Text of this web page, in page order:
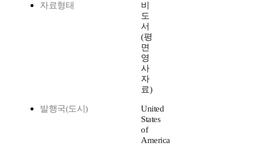
자료형태
비
도
서
(평
면
영
사
자
료)
발행국(도시)
United
States
of
America